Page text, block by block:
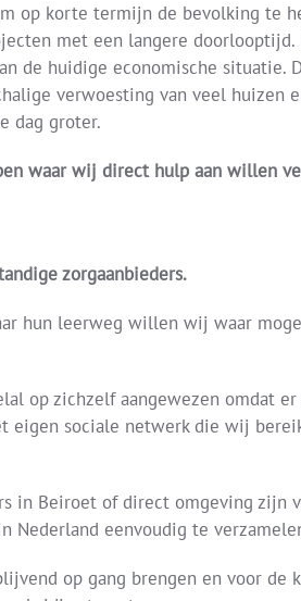
op korte termijn de bevolking te
met een langere
de huidige economische situatie.
verwoesting van veel huizen
dag groter.
waar wij direct hulp aan willen
zorgaanbieders.
hun leerweg willen wij waar
op zichzelf aangewezen omdat
eigen sociale netwerk die wij
in Beiroet of direct omgeving zijn
Nederland eenvoudig te
op gang brengen en voor de